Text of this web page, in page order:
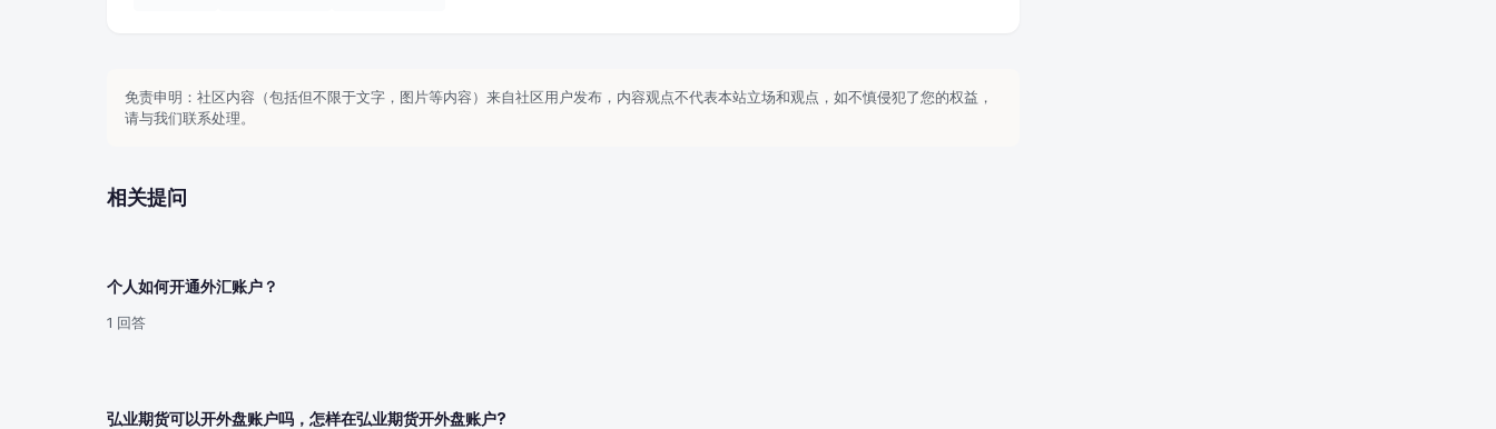
免责申明：社区内容（包括但不限于文字，图片等内容）来自社区用户发布，内容观点不代表本站立场和观点，如不慎侵犯了您的权益，
请与我们联系处理。
相关提问
个人如何开通外汇账户？
1 回答
弘业期货可以开外盘账户吗，怎样在弘业期货开外盘账户?